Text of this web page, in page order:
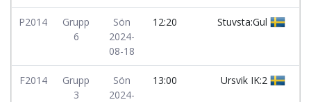
P2014
Grupp
6
Sön
2024-
08-18
12:20 Stuvsta:Gul
F2014
Grupp
3
Sön
2024-
13:00 Ursvik IK:2